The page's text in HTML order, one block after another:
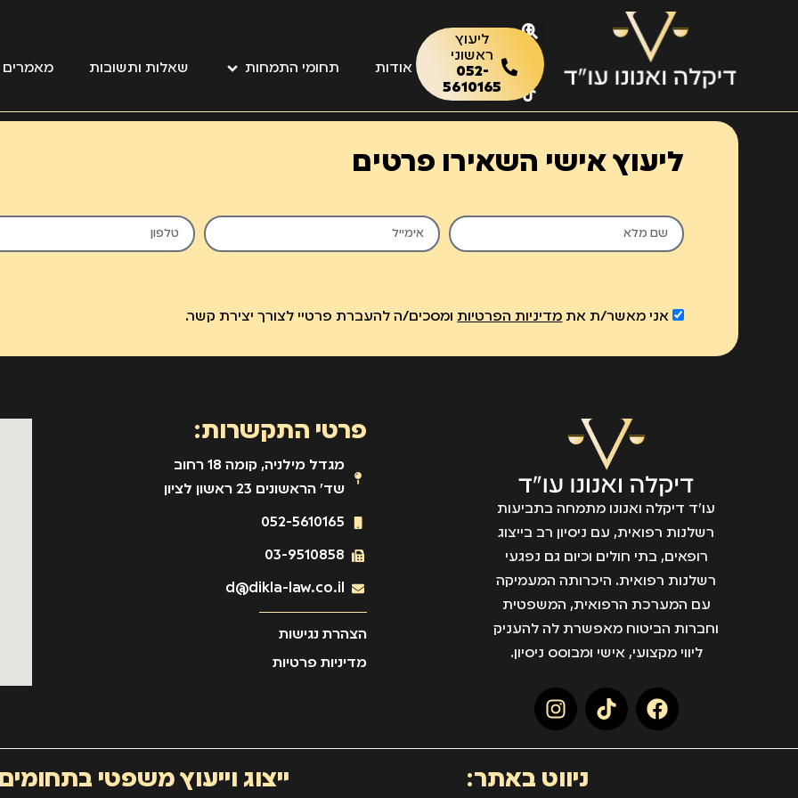
ליעוץ
ראשוני
052-
5610165
אודות תחומי התמחות שאלות ותשובות מאמרים
ליעוץ אישי השאירו פרטים
אני מאשר/ת את מדיניות הפרטיותומסכים/ה להעברת פרטיי לצורך יצירת קשר.
עו״ד דיקלה ואנונו מתמחה בתביעות
רשלנות רפואית, עם ניסיון רב בייצוג
רופאים, בתי חולים וכיום גם נפגעי
רשלנות רפואית. היכרותה המעמיקה
עם המערכת הרפואית, המשפטית
וחברות הביטוח מאפשרת לה להעניק
ליווי מקצועי, אישי ומבוסס ניסיון.
פרטי התקשרות:
מגדל מילניה, קומה 18 רחוב
שד' הראשונים 23 ראשון לציון
052-5610165
03-9510858
d@dikla-law.co.il
הצהרת נגישות
מדיניות פרטיות
ניווט באתר: ייצוג וייעוץ משפטי